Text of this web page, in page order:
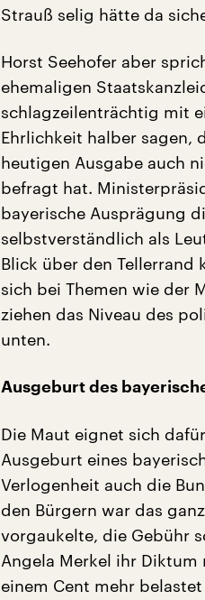
Strauß selig hätte da
Horst Seehofer aber
ehemaligen
schlagzeilenträchtig mit
Ehrlichkeit halber sagen,
heutigen Ausgabe auch
befragt hat.
bayerische Ausprägung
selbstverständlich als
Blick über den Tellerrand
sich bei Themen wie der
ziehen das Niveau des
unten.
Ausgeburt des
Die Maut eignet sich
Ausgeburt eines
Verlogenheit auch die
den Bürgern war das
vorgaukelte, die Gebühr
Angela Merkel ihr
einem Cent mehr